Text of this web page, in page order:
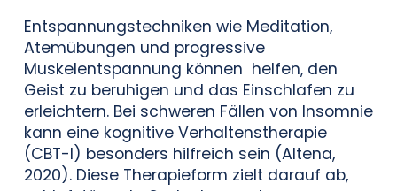
Entspannungstechniken wie Meditation,
Atemübungen und progressive
Muskelentspannung können helfen, den
Geist zu beruhigen und das Einschlafen zu
erleichtern. Bei schweren Fällen von Insomnie
kann eine kognitive Verhaltenstherapie
(CBT-I) besonders hilfreich sein (Altena,
2020). Diese Therapieform zielt darauf ab,